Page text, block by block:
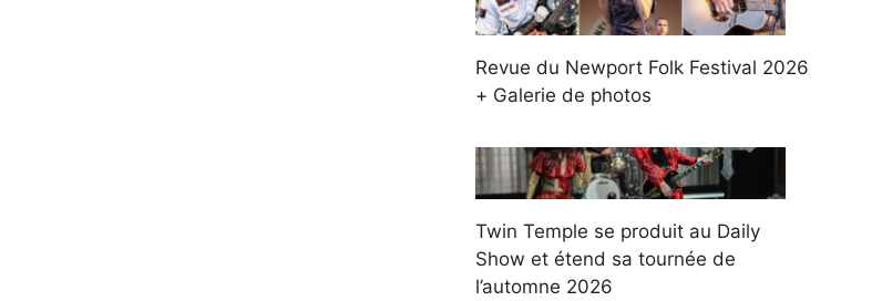
Revue du Newport Folk Festival 2026
+ Galerie de photos
Twin Temple se produit au Daily
Show et étend sa tournée de
l’automne 2026